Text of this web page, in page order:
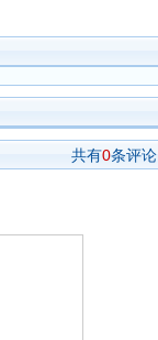
共有0条评论